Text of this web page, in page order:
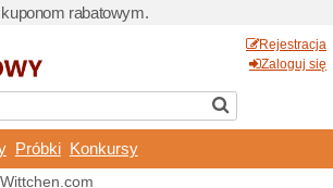
taniej. Dzięki